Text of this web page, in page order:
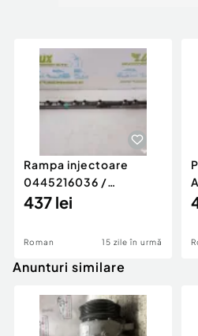
Rampa injectoare
0445216036 /
780542302 3.0 d 313
437 lei
Roman 15 zile în urmă
Anunturi similare